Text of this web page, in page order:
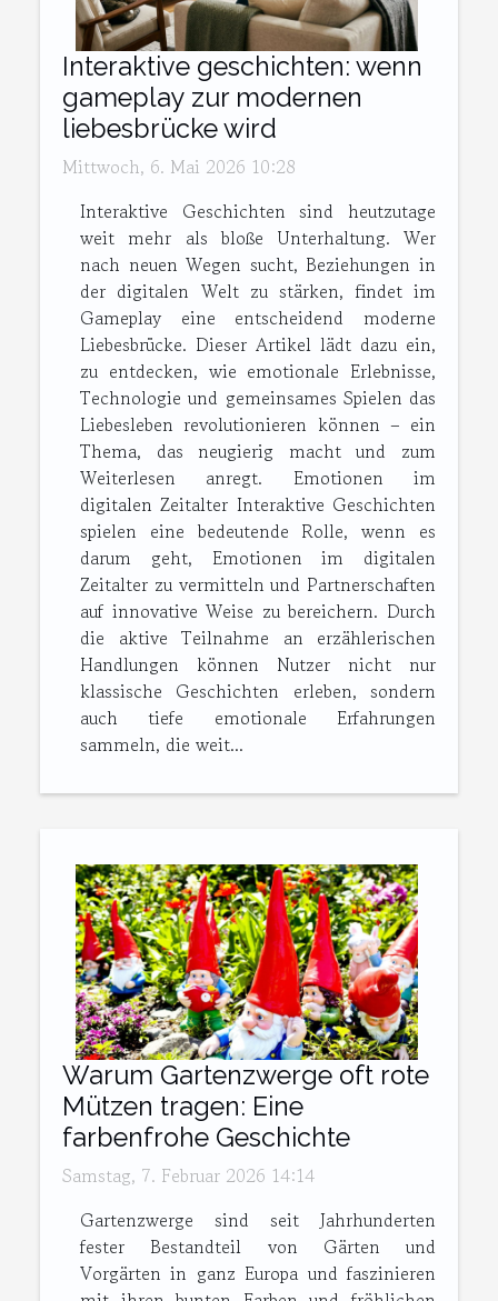
Interaktive geschichten: wenn
gameplay zur modernen
liebesbrücke wird
Mittwoch, 6. Mai 2026 10:28
Interaktive Geschichten sind heutzutage
weit mehr als bloße Unterhaltung. Wer
nach neuen Wegen sucht, Beziehungen in
der digitalen Welt zu stärken, findet im
Gameplay eine entscheidend moderne
Liebesbrücke. Dieser Artikel lädt dazu ein,
zu entdecken, wie emotionale Erlebnisse,
Technologie und gemeinsames Spielen das
Liebesleben revolutionieren können – ein
Thema, das neugierig macht und zum
Weiterlesen anregt. Emotionen im
digitalen Zeitalter Interaktive Geschichten
spielen eine bedeutende Rolle, wenn es
darum geht, Emotionen im digitalen
Zeitalter zu vermitteln und Partnerschaften
auf innovative Weise zu bereichern. Durch
die aktive Teilnahme an erzählerischen
Handlungen können Nutzer nicht nur
klassische Geschichten erleben, sondern
auch tiefe emotionale Erfahrungen
sammeln, die weit...
Warum Gartenzwerge oft rote
Mützen tragen: Eine
farbenfrohe Geschichte
Samstag, 7. Februar 2026 14:14
Gartenzwerge sind seit Jahrhunderten
fester Bestandteil von Gärten und
Vorgärten in ganz Europa und faszinieren